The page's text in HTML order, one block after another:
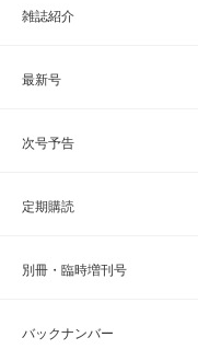
雑誌紹介
最新号
次号予告
定期購読
別冊・臨時増刊号
バックナンバー